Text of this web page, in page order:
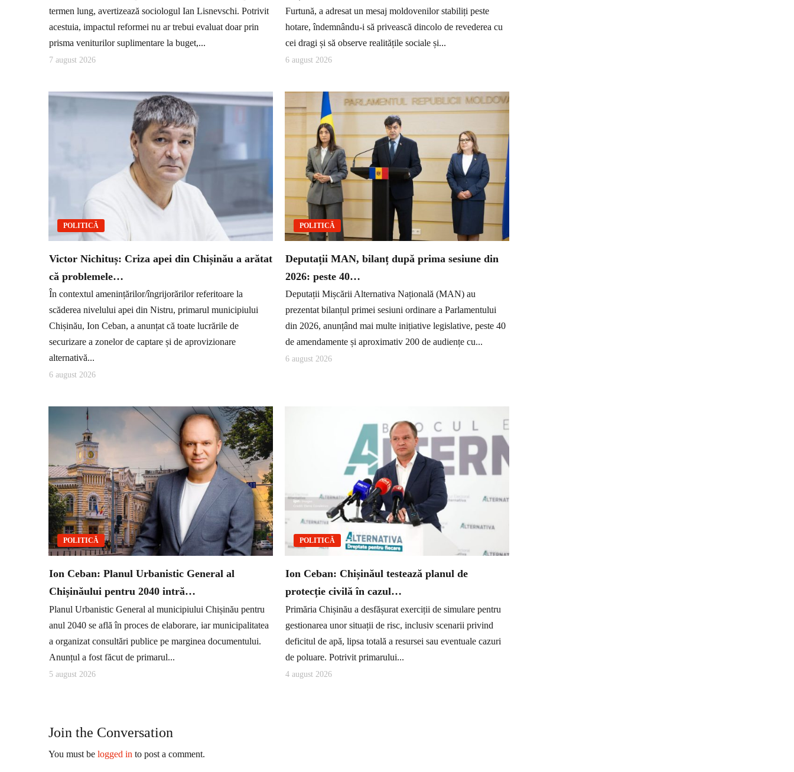
termen lung, avertizează sociologul Ian Lisnevschi. Potrivit
acestuia, impactul reformei nu ar trebui evaluat doar prin
prisma veniturilor suplimentare la buget,...
7 august 2026
Furtună, a adresat un mesaj moldovenilor stabiliți peste
hotare, îndemnându-i să privească dincolo de revederea cu
cei dragi și să observe realitățile sociale și...
6 august 2026
POLITICĂ
Victor Nichituș: Criza apei din Chișinău a arătat
că problemele…
În contextul amenințărilor/îngrijorărilor referitoare la
scăderea nivelului apei din Nistru, primarul municipiului
Chișinău, Ion Ceban, a anunțat că toate lucrările de
securizare a zonelor de captare și de aprovizionare
alternativă...
6 august 2026
POLITICĂ
Deputații MAN, bilanț după prima sesiune din
2026: peste 40…
Deputații Mișcării Alternativa Națională (MAN) au
prezentat bilanțul primei sesiuni ordinare a Parlamentului
din 2026, anunțând mai multe inițiative legislative, peste 40
de amendamente și aproximativ 200 de audiențe cu...
6 august 2026
POLITICĂ
Ion Ceban: Planul Urbanistic General al
Chișinăului pentru 2040 intră…
Planul Urbanistic General al municipiului Chișinău pentru
anul 2040 se află în proces de elaborare, iar municipalitatea
a organizat consultări publice pe marginea documentului.
Anunțul a fost făcut de primarul...
5 august 2026
POLITICĂ
Ion Ceban: Chișinăul testează planul de
protecție civilă în cazul…
Primăria Chișinău a desfășurat exerciții de simulare pentru
gestionarea unor situații de risc, inclusiv scenarii privind
deficitul de apă, lipsa totală a resursei sau eventuale cazuri
de poluare. Potrivit primarului...
4 august 2026
Join the Conversation
You must be logged in to post a comment.